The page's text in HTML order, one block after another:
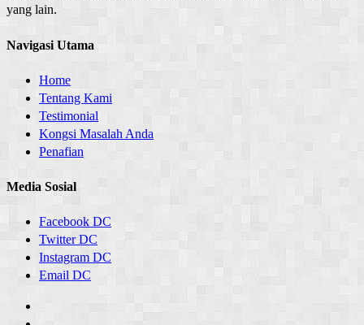
yang lain.
Navigasi Utama
Home
Tentang Kami
Testimonial
Kongsi Masalah Anda
Penafian
Media Sosial
Facebook DC
Twitter DC
Instagram DC
Email DC